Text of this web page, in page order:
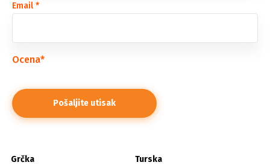
Email *
Ocena*
Grčka Turska